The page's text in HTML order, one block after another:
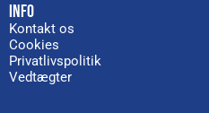
INFO
Kontakt os
Cookies
Privatlivspolitik
Vedtægter